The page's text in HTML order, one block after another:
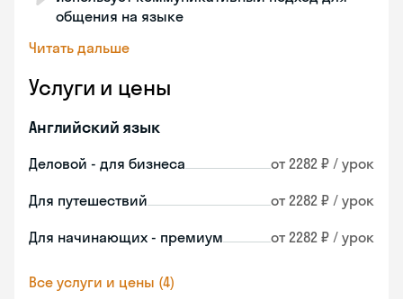
общения на языке
Читать дальше
Услуги и цены
Английский язык
Деловой - для бизнеса от 2282 ₽ / урок
Для путешествий от 2282 ₽ / урок
Для начинающих - премиум от 2282 ₽ / урок
Все услуги и цены (4)